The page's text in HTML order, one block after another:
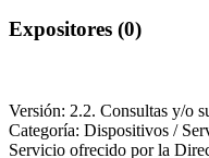
Expositores (0)
Versión: 2.2. Consultas y/o
Categoría: Dispositivos /
Servicio ofrecido por la